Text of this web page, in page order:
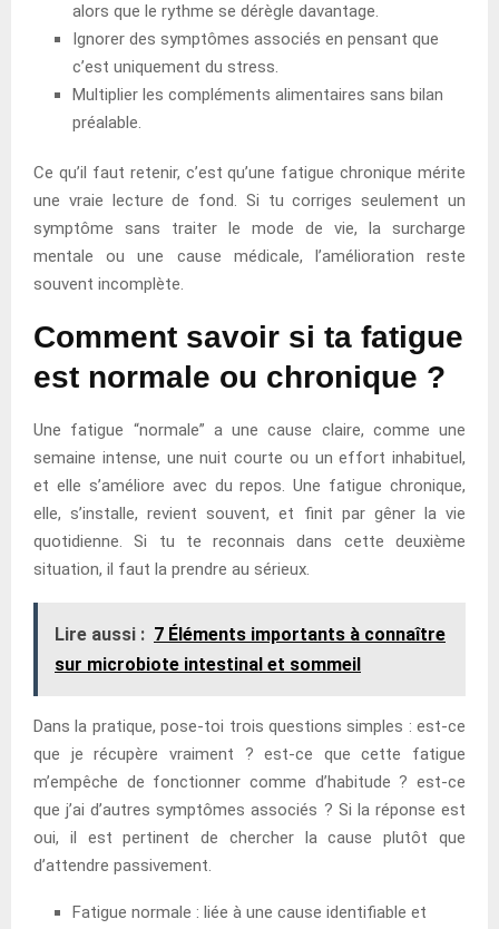
alors que le rythme se dérègle davantage.
Ignorer des symptômes associés en pensant que
c’est uniquement du stress.
Multiplier les compléments alimentaires sans bilan
préalable.
Ce qu’il faut retenir, c’est qu’une fatigue chronique mérite
une vraie lecture de fond. Si tu corriges seulement un
symptôme sans traiter le mode de vie, la surcharge
mentale ou une cause médicale, l’amélioration reste
souvent incomplète.
Comment savoir si ta fatigue
est normale ou chronique ?
Une fatigue “normale” a une cause claire, comme une
semaine intense, une nuit courte ou un effort inhabituel,
et elle s’améliore avec du repos. Une fatigue chronique,
elle, s’installe, revient souvent, et finit par gêner la vie
quotidienne. Si tu te reconnais dans cette deuxième
situation, il faut la prendre au sérieux.
Lire aussi : 7 Éléments importants à connaître
sur microbiote intestinal et sommeil
Dans la pratique, pose-toi trois questions simples : est-ce
que je récupère vraiment ? est-ce que cette fatigue
m’empêche de fonctionner comme d’habitude ? est-ce
que j’ai d’autres symptômes associés ? Si la réponse est
oui, il est pertinent de chercher la cause plutôt que
d’attendre passivement.
Fatigue normale : liée à une cause identifiable et